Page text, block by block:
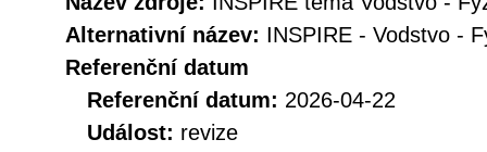
Alternativní název: INSPIRE - Vodstvo -
Referenční datum
Referenční datum: 2026-04-22
Událost: revize